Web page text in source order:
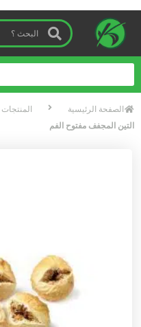
الصفحة الرئیسیة المنتجات
التين المجفف مفتوح الفم